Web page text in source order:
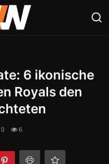
6 ikonische
Royals den
0 6